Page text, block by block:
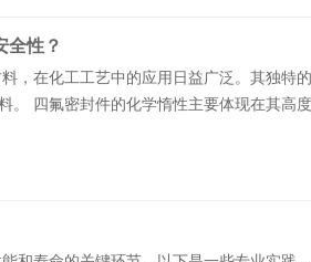
全性？
在化工工艺中的应用日益广泛。其独特
。 四氟密封件的化学惰性主要体现在其高